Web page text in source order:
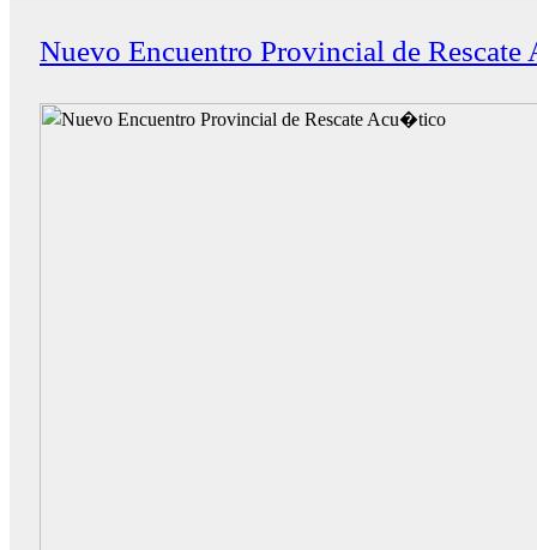
Nuevo Encuentro Provincial de